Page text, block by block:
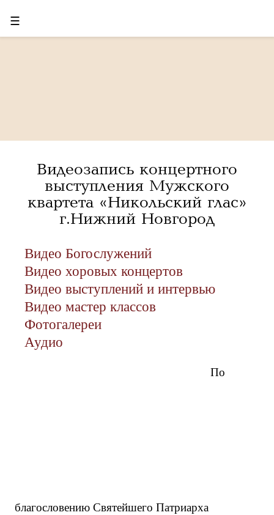
☰
Видеозапись концертного
выступления Мужского
квартета «Никольский глас»
г.Нижний Новгород
Видео Богослужений
Видео хоровых концертов
Видео выступлений и интервью
Видео мастер классов
Фотогалереи
Аудио
По
благословению Святейшего Патриарха